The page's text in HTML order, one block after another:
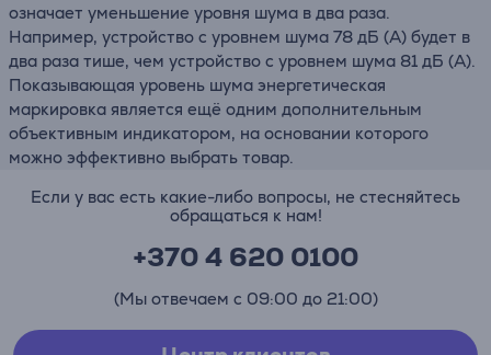
означает уменьшение уровня шума в два раза.
Например, устройство с уровнем шума 78 дБ (А) будет в
два раза тише, чем устройство с уровнем шума 81 дБ (А).
Показывающая уровень шума энергетическая
маркировка является ещё одним дополнительным
объективным индикатором, на основании которого
можно эффективно выбрать товар.
Если у вас есть какие-либо вопросы, не стесняйтесь
обращаться к нам!
+370 4 620 0100
(Мы отвечаем с 09:00 до 21:00)